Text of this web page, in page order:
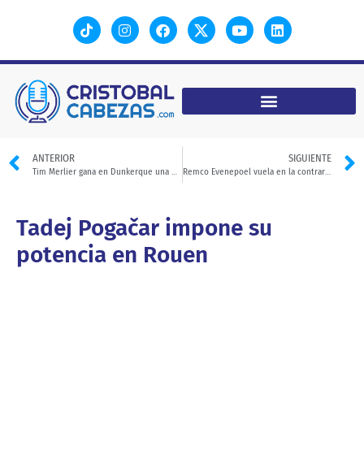
ANTERIOR
Tim Merlier gana en Dunkerque una etapa de tregua
SIGUIENTE
Remco Evenepoel vuela en la contrarreloj de Caen
Tadej Pogačar impone su
potencia en Rouen